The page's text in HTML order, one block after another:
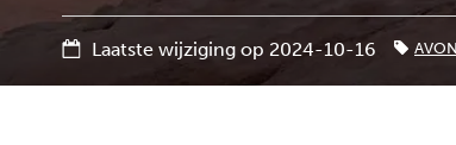
Laatste wijziging op 2024-10-16